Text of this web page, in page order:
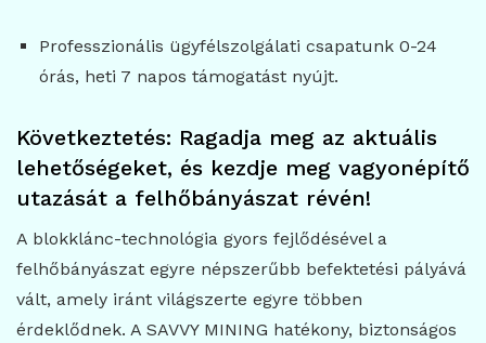
Professzionális ügyfélszolgálati csapatunk 0-24
órás, heti 7 napos támogatást nyújt.
Következtetés: Ragadja meg az aktuális
lehetőségeket, és kezdje meg vagyonépítő
utazását a felhőbányászat révén!
A blokklánc-technológia gyors fejlődésével a
felhőbányászat egyre népszerűbb befektetési pályává
vált, amely iránt világszerte egyre többen
érdeklődnek. A SAVVY MINING hatékony, biztonságos